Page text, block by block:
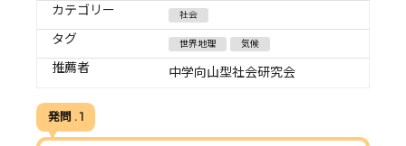
カテゴリー 社会
タグ 世界地理 気候
推薦者 中学向山型社会研究会
発問 . 1